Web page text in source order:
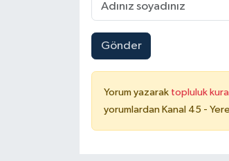
Gönder
Yorum yazarak topluluk
yorumlardan Kanal 45 -